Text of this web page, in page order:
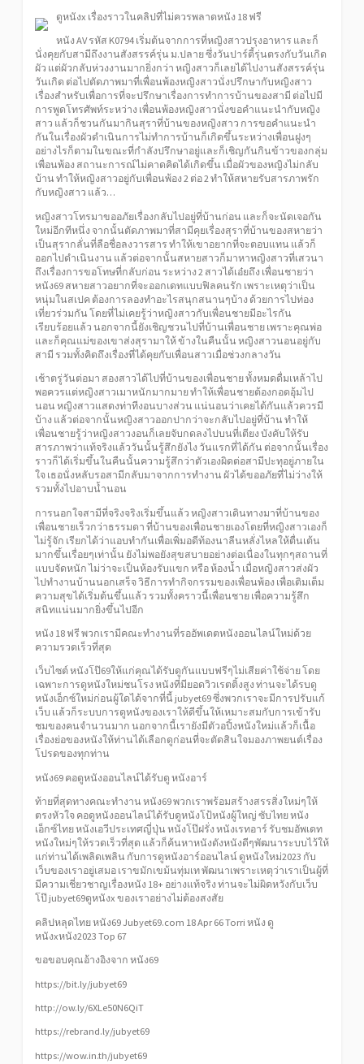
ดูหนังx เรื่องราวในคลิปที่ไม่ควรพลาดหนัง 18 ฟรี
หนัง AV รหัส K0794 เริ่มต้นจากการที่หญิงสาวปรุงอาหาร และก็
นั่งคุยกับสามีถึงงานสังสรรค์รุ่น ม.ปลาย ซึ่งวันปาร์ตี้รุ่นตรงกับวันเกิด
ผัว แต่ผัวกลับห่วงงานมากยิ่งกว่า หญิงสาวก็เลยได้ไปงานสังสรรค์รุ่น
วันเกิด ต่อไปตัดภาพมาที่เพื่อนพ้องหญิงสาวนั่งปรึกษากับหญิงสาว
เรื่องสำหรับเพื่อการที่จะปรึกษาเรื่องการทำการบ้านของสามี ต่อไปมี
การพูดโทรศัพท์ระหว่าง เพื่อนพ้องหญิงสาวนั่งขอคำแนะนำกับหญิง
สาว แล้วก็ชวนกันมากินสุราที่บ้านของหญิงสาว การขอคำแนะนำ
กันในเรื่องผัวดำเนินการไม่ทำการบ้านก็เกิดขึ้นระหว่างเพื่อนฝูงๆ
อย่างไรก็ตามในขณะที่กำลังปรึกษาอยู่และก็เชิญกันกินข้าวของกลุ่ม
เพื่อนพ้อง สถานะการณ์ไม่คาดคิดได้เกิดขึ้น เมื่อผัวของหญิงไม่กลับ
บ้าน ทำให้หญิงสาวอยู่กับเพื่อนพ้อง 2 ต่อ 2 ทำให้สหายรับสารภาพรัก
กับหญิงสาว แล้ว…
หญิงสาวโทรมาขออภัยเรื่องกลับไปอยู่ที่บ้านก่อน และก็จะนัดเจอกัน
ใหม่อีกทีหนึ่ง จากนั้นตัดภาพมาที่สามีคุยเรื่องสุราที่บ้านของสหายว่า
เป็นสุรากลั่นที่ลือชื่อลงวารสาร ทำให้เขาอยากที่จะตอบแทน แล้วก็
ออกไปดำเนินงาน แล้วต่อจากนั้นสหายสาวก็มาหาหญิงสาวที่เสวนา
ถึงเรื่องการขอโทษที่กลับก่อน ระหว่าง 2 สาวได้เอ๋ยถึง เพื่อนชายว่า
หนัง69 สหายสาวอยากที่จะออกเดทแบบฟิลคนรัก เพราะเหตุว่าเป็น
หนุ่มในสเปค ต้องการลองทำอะไรสนุกสนานๆบ้าง ด้วยการไปท่อง
เที่ยวร่วมกัน โดยที่ไม่เคยรู้ว่าหญิงสาวกับเพื่อนชายมีอะไรกัน
เรียบร้อยแล้ว นอกจากนี้ยังเชิญชวนไปที่บ้านเพื่อนชาย เพราะคุณพ่อ
และก็คุณแม่ของเขาส่งสุรามาให้ ข้างในคืนนั้น หญิงสาวนอนอยู่กับ
สามี รวมทั้งคิดถึงเรื่องที่ได้คุยกับเพื่อนสาวเมื่อช่วงกลางวัน
เช้าตรู่วันต่อมา สองสาวได้ไปที่บ้านของเพื่อนชาย ทั้งหมดดื่มเหล้าไป
พอควรแต่หญิงสาวเมาหนักมากมาย ทำให้เพื่อนชายต้องกอดอุ้มไป
นอน หญิงสาวแสดงท่าทีงอนบางส่วน แน่นอนว่าเคยได้กันแล้วควรมี
บ้าง แล้วต่อจากนั้นหญิงสาวออกปากว่าจะกลับไปอยู่ที่บ้าน ทำให้
เพื่อนชายรู้ว่าหญิงสาวงอนก็เลยจับกดลงไปบนที่เตียง บังคับให้รับ
สารภาพว่าแท้จริงแล้ววันนั้นรู้สึกยังไง วันแรกที่ได้กัน ต่อจากนั้นเรื่อง
ราวก็ได้เริ่มขึ้นในคืนนั้นความรู้สึกว่าตัวเองผิดต่อสามีปะทุอยู่ภายใน
ใจ เธอนั่งหลับรอสามีกลับมาจากการทำงาน ผัวได้ขออภัยที่ไม่ว่างให้
รวมทั้งไปอาบน้ำนอน
การนอกใจสามีที่จริงจริงเริ่มขึ้นแล้ว หญิงสาวเดินทางมาที่บ้านของ
เพื่อนชายเร็วกว่าธรรมดา ที่บ้านของเพื่อนชายเองโดยที่หญิงสาวเองก็
ไม่รู้จัก เรียกได้ว่าแอบทำกันเพื่อเพิ่มอดีท้องนาลีนหลั่งไหลให้ตื่นเต้น
มากขึ้นเรื่อยๆเท่านั้น ยังไม่พอยังสุขสบายอย่างต่อเนื่องในทุกๆสถานที่
แบบจัดหนัก ไม่ว่าจะเป็นห้องรับแขก หรือ ห้องน้ำ เมื่อหญิงสาวส่งผัว
ไปทำงานบ้านนอกเสร็จ วิธีการทำกิจกรรมของเพื่อนพ้อง เพื่อเติมเต็ม
ความสุขได้เริ่มต้นขึ้นแล้ว รวมทั้งคราวนี้เพื่อนชาย เพื่อความรู้สึก
สนิทแน่นมากยิ่งขึ้นไปอีก
หนัง 18 ฟรี พวกเรามีคณะทำงานที่รออัพเดตหนังออนไลน์ใหม่ด้วย
ความรวดเร็วที่สุด
เว็บไซต์ หนังโป๊69ให้แก่คุณได้รับดูกันแบบฟรีๆไม่เสียค่าใช้จ่าย โดย
เฉพาะการดูหนังใหม่ชนโรง หนังที่มียอดวิวเรตติ้งสูง ท่านจะได้รบดู
หนังเอ็กซ์ใหม่ก่อนผู้ใดได้จากที่นี้ jubyet69 ซึ่งพวกเราจะมีการปรับแก้
เว็บ แล้วก็ระบบการดูหนังของเราให้ดีขึ้นให้เหมาะสมกับการเข้ารับ
ชมของคนจำนวนมาก นอกจากนี้เรายังมีตัวอปิ้งหนังใหม่แล้วก็เนื้อ
เรื่องย่อของหนังให้ท่านได้เลือกดูก่อนที่จะตัดสินใจมองภาพยนต์เรื่อง
โปรดของทุกท่าน
หนัง69 คอดูหนังออนไลน์ได้รับดู หนังอาร์
ท้ายที่สุดทางคณะทำงาน หนัง69 พวกเราพร้อมสร้างสรรสิ่งใหม่ๆให้
ตรงหัวใจ คอดูหนังออนไลน์ได้รับดูหนังโป้หนังผู้ใหญ่ ซับไทย หนัง
เอ็กซ์ไทย หนังเอวีประเทศญี่ปุ่น หนังโป๊ฝรั่ง หนังเรทอาร์ รับชมอัพเดท
หนังใหม่ๆให้รวดเร็วที่สุด แล้วก็ค้นหาหนังดังหนังดีๆพัฒนาระบบไว้ให้
แก่ท่านได้เพลิดเพลิน กับการดูหนังอาร์ออนไลน์ ดูหนังใหม่2023 กับ
เว็บของเราอยู่เสมอ เราขมักเขม้นทุ่มเท พัฒนาเพราะเหตุว่าเราเป็นผู้ที่
มีความเชี่ยวชาญเรื่องหนัง 18+ อย่างแท้จริง ท่านจะไม่ผิดหวังกับเว็บ
โป๊ jubyet69ดูหนังx ของเราอย่างไม่ต้องสงสัย
คลิปหลุดไทย หนัง69 Jubyet69.com 18 Apr 66 Torri หนัง ดู
หนังxหนัง2023 Top 67
ขอขอบคุณอ้างอิงจาก หนัง69
https://bit.ly/jubyet69
http://ow.ly/6XLe50N6QiT
https://rebrand.ly/jubyet69
https://wow.in.th/jubyet69